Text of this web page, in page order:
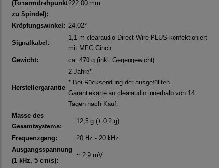
(Tonarmdrehpunkt
zu Spindel):
222,00 mm
Kröpfungswinkel: 24,02°
Signalkabel:
1,1 m clearaudio Direct Wire PLUS konfektioniert
mit MPC Cinch
Gewicht:
ca. 470 g (inkl. Gegengewicht)
Herstellergarantie:
2 Jahre*
* Bei Rücksendung der ausgefüllten
Garantiekarte an clearaudio innerhalb von 14
Tagen nach Kauf.
Masse des
Gesamtsystems:
12,5 g (± 0,2 g)
Frequenzgang:
20 Hz - 20 kHz
Ausgangsspannung
(1 kHz, 5 cm/s):
~ 2,9 mV